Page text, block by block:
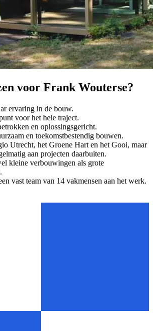
voor Frank Wouterse?
ervaring in de bouw.
voor het hele traject.
en oplossingsgericht.
en toekomstbestendig bouwen.
Utrecht, het Groene Hart en het Gooi, maar
aan projecten daarbuiten.
kleine verbouwingen als grote
vast team van 14 vakmensen aan het werk.